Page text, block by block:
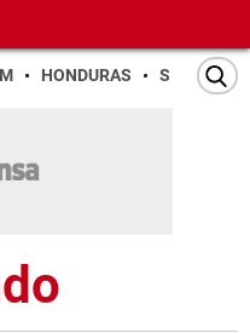
HONDURAS SAN PEDRO